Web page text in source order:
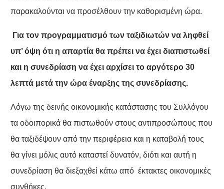
παρακαλούνται να προσέλθουν την καθορισμένη ώρα.
Για τον προγραμματισμό των ταξιδιωτών να ληφθεί
υπ’ όψη ότι η απαρτία θα πρέπει να έχει διαπιστωθεί
και η συνεδρίαση να έχει αρχίσει το αργότερο 30
λεπτά μετά την ώρα έναρξης της συνεδρίασης.
Λόγω της δεινής οικονομικής κατάστασης του Συλλόγου
τα οδοιπορικά θα πιστωθούν στους αντιπροσώπους που
θα ταξιδέψουν από την περιφέρεια και η καταβολή τους
θα γίνει μόλις αυτό καταστεί δυνατόν, διότι και αυτή η
συνεδρίαση θα διεξαχθεί κάτω από έκτακτες οικονομικές
συνθήκες.